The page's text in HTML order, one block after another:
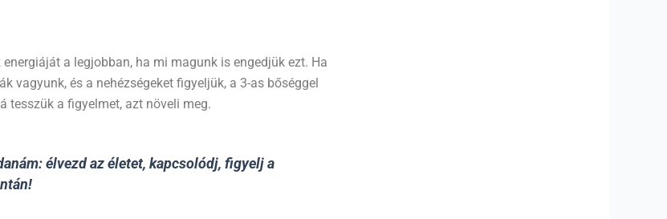
a legjobban, ha mi magunk is engedjük ezt. Ha
vagyunk, és a nehézségeket figyeljük, a 3-as bőséggel
tesszük a figyelmet, azt növeli meg.
élvezd az életet, kapcsolódj, figyelj a